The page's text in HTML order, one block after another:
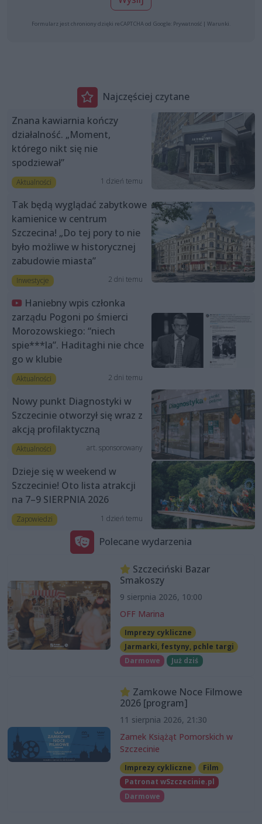
Formularz jest chroniony dzięki reCAPTCHA od Google: Prywatność | Warunki
Najczęściej czytane
Znana kawiarnia kończy
działalność. „Moment,
którego nikt się nie
spodziewał”
Aktualności 1 dzień temu
Tak będą wyglądać zabytkowe
kamienice w centrum
Szczecina! „Do tej pory to nie
było możliwe w historycznej
zabudowie miasta”
Inwestycje 2 dni temu
Haniebny wpis członka
zarządu Pogoni po śmierci
Morozowskiego: “niech
spie***la”. Haditaghi nie chce
go w klubie
Aktualności 2 dni temu
Nowy punkt Diagnostyki w
Szczecinie otworzył się wraz z
akcją profilaktyczną
Aktualności art. sponsorowany
Dzieje się w weekend w
Szczecinie! Oto lista atrakcji
na 7–9 SIERPNIA 2026
Zapowiedzi 1 dzień temu
Polecane wydarzenia
Szczeciński Bazar
Smakoszy
9 sierpnia 2026, 10:00
OFF Marina
Imprezy cykliczne
Jarmarki, festyny, pchle targi
Darmowe
Już dziś
Zamkowe Noce Filmowe
2026 [program]
11 sierpnia 2026, 21:30
Zamek Książąt Pomorskich w
Szczecinie
Imprezy cykliczne
Film
Patronat wSzczecinie.pl
Darmowe